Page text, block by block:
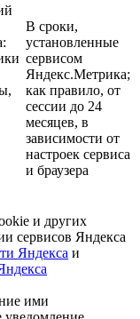
В сроки,
установленные
сервисом
Яндекс.Метрика;
как правило, от
сессии до 24
месяцев, в
зависимости от
настроек сервиса
и браузера
и других
сервисов Яндекса
Яндекса и
ими